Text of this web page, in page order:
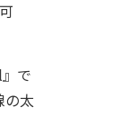
で
の太